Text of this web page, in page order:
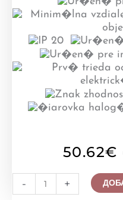
50.62€
-
количество
за
+